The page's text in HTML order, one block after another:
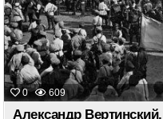
0 609
Александр